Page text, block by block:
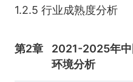
1.2.5 行业成熟度分析
第2章
2021-2025年中
环境分析